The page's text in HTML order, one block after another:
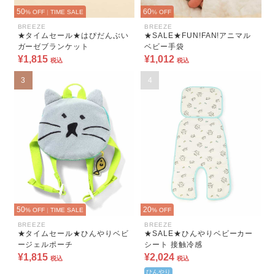
50% OFF | TIME SALE
BREEZE
★タイムセール★はぴだんぶい
ガーゼブランケット
¥1,815 税込
60% OFF
BREEZE
★SALE★FUN!FAN!アニマル
ベビー手袋
¥1,012 税込
3
50% OFF | TIME SALE
BREEZE
★タイムセール★ひんやりベビ
ージェルポーチ
¥1,815 税込
4
20% OFF
BREEZE
★SALE★ひんやりベビーカー
シート 接触冷感
¥2,024 税込
ひんやり